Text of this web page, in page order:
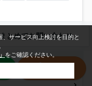
など豊富に揃っており、
部にはエレ...もっと見る
とめてお問い合わせ
サービス向上検討を目的と
をご確認ください。